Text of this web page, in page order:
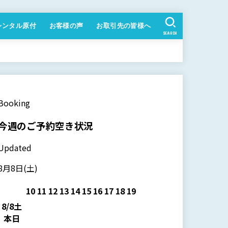
ンタル原付 お客様の声 お取引先の皆様へ
SEARCH